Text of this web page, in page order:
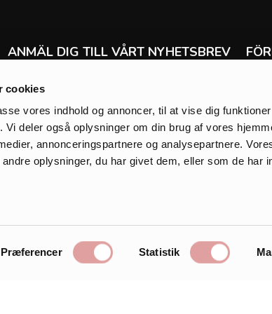
cookies
vores indhold og annoncer, til at vise dig
deler også oplysninger om din brug af vores
annonceringspartnere og analysepartnere.
oplysninger, du har givet dem, eller som de har
Præferencer Statistik
ANMÄL DIG TILL VÅRT NYHETSBREV
och försäljning till tävlingar, nya produkter och
mycket mycket mer.
Om
GÅ